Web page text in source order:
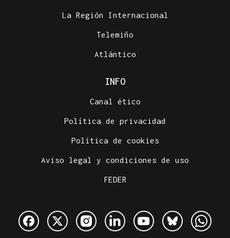
La Región Internacional
Telemiño
Atlántico
INFO
Canal ético
Política de privacidad
Política de cookies
Aviso legal y condiciones de uso
FEDER